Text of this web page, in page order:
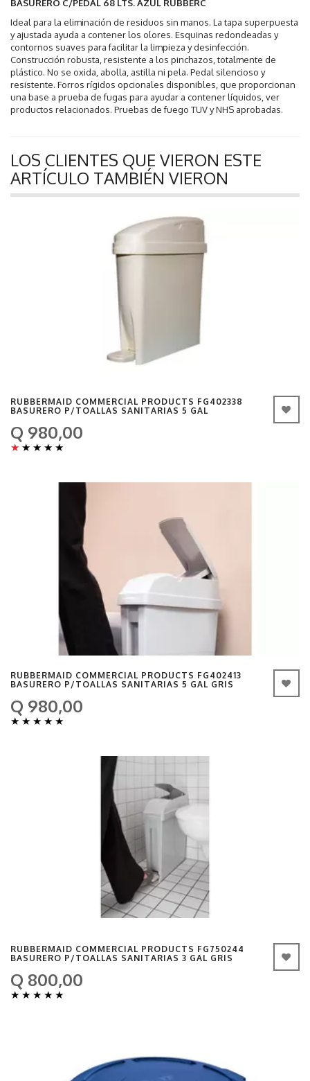
BASURERO C/PEDAL 68 LTS. AZUL RUBBERC
Ideal para la eliminación de residuos sin manos. La tapa superpuesta
y ajustada ayuda a contener los olores. Esquinas redondeadas y
contornos suaves para facilitar la limpieza y desinfección.
Construcción robusta, resistente a los pinchazos, totalmente de
plástico. No se oxida, abolla, astilla ni pela. Pedal silencioso y
resistente. Forros rígidos opcionales disponibles, que proporcionan
una base a prueba de fugas para ayudar a contener líquidos, ver
productos relacionados. Pruebas de fuego TUV y NHS aprobadas.
LOS CLIENTES QUE VIERON ESTE
ARTÍCULO TAMBIÉN VIERON
RUBBERMAID COMMERCIAL PRODUCTS FG402338
BASURERO P/TOALLAS SANITARIAS 5 GAL
Q 980,00
★ ★ ★ ★ ★
RUBBERMAID COMMERCIAL PRODUCTS FG402413
BASURERO P/TOALLAS SANITARIAS 5 GAL GRIS
Q 980,00
★ ★ ★ ★ ★
RUBBERMAID COMMERCIAL PRODUCTS FG750244
BASURERO P/TOALLAS SANITARIAS 3 GAL GRIS
Q 800,00
★ ★ ★ ★ ★